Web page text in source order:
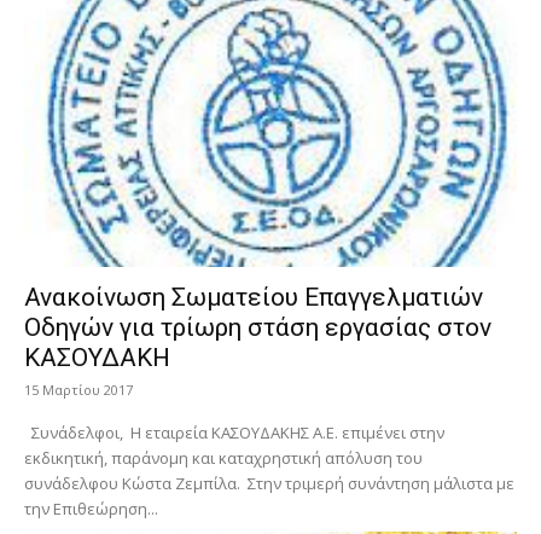
Ανακοίνωση Σωματείου Επαγγελματιών
Οδηγών για τρίωρη στάση εργασίας στον
ΚΑΣΟΥΔΑΚΗ
15 Μαρτίου 2017
Συνάδελφοι, Η εταιρεία ΚΑΣΟΥΔΑΚΗΣ Α.Ε. επιμένει στην
εκδικητική, παράνομη και καταχρηστική απόλυση του
συνάδελφου Κώστα Ζεμπίλα. Στην τριμερή συνάντηση μάλιστα με
την Επιθεώρηση...